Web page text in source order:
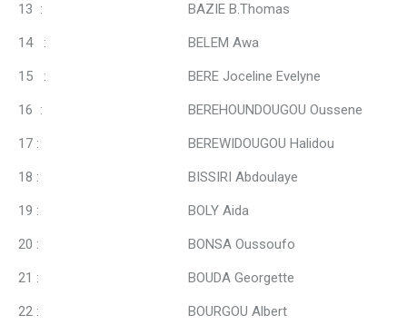
13 : BAZIE B.Thomas
14 : BELEM Awa
15 : BERE Joceline Evelyne
16 : BEREHOUNDOUGOU Oussene
17 : BEREWIDOUGOU Halidou
18 : BISSIRI Abdoulaye
19 : BOLY Aida
20 : BONSA Oussoufo
21 : BOUDA Georgette
22 : BOURGOU Albert